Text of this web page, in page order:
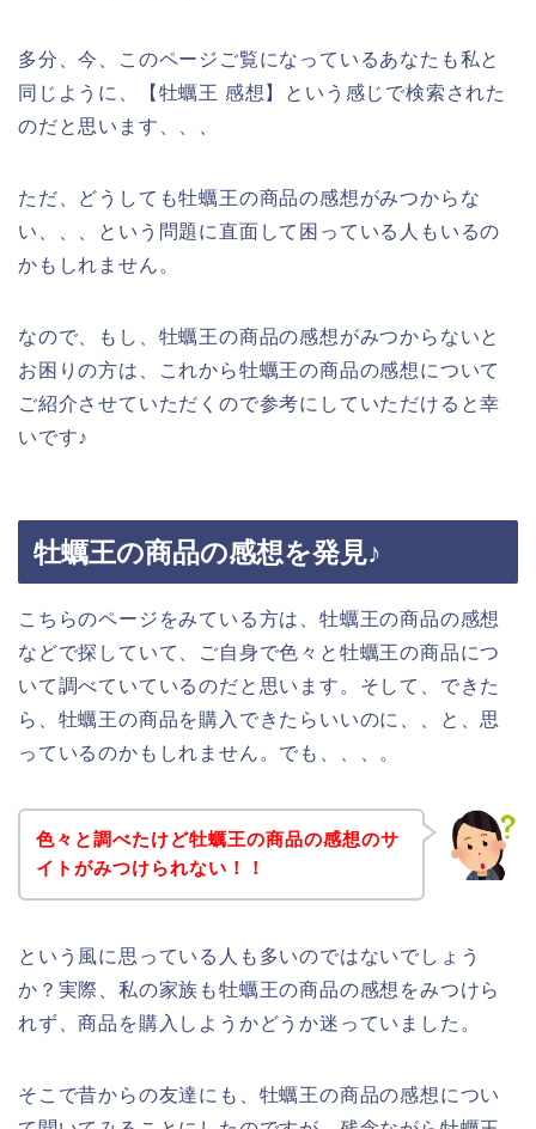
多分、今、このページご覧になっているあなたも私と
同じように、【牡蠣王 感想】という感じで検索された
のだと思います、、、
ただ、どうしても牡蠣王の商品の感想がみつからな
い、、、という問題に直面して困っている人もいるの
かもしれません。
なので、もし、牡蠣王の商品の感想がみつからないと
お困りの方は、これから牡蠣王の商品の感想について
ご紹介させていただくので参考にしていただけると幸
いです♪
牡蠣王の商品の感想を発見♪
こちらのページをみている方は、牡蠣王の商品の感想
などで探していて、ご自身で色々と牡蠣王の商品につ
いて調べていているのだと思います。そして、できた
ら、牡蠣王の商品を購入できたらいいのに、、と、思
っているのかもしれません。でも、、、。
色々と調べたけど牡蠣王の商品の感想のサ
イトがみつけられない！！
という風に思っている人も多いのではないでしょう
か？実際、私の家族も牡蠣王の商品の感想をみつけら
れず、商品を購入しようかどうか迷っていました。
そこで昔からの友達にも、牡蠣王の商品の感想につい